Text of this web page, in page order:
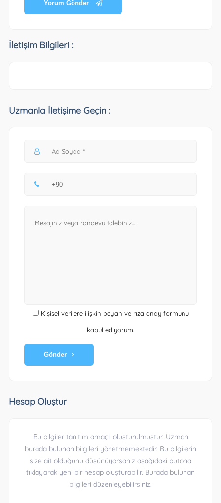
Yorum Gönder
İletişim Bilgileri :
Uzmanla İletişime Geçin :
Kişisel verilere ilişkin beyan ve rıza onay formunu
kabul ediyorum.
Gönder
Hesap Oluştur
Bu bilgiler tanıtım amaçlı oluşturulmuştur. Uzman
burada bulunan bilgileri yönetmemektedir. Bu bilgilerin
size ait olduğunu düşünüyorsanız aşağıdaki butona
tıklayarak yeni bir hesap oluşturabilir. Burada bulunan
bilgileri düzenleyebilirsiniz.